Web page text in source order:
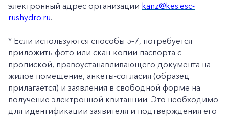
электронный адрес организации kanz@kes.esc-
rushydro.ru.
* Если используются способы 5–7, потребуется
приложить фото или скан-копии паспорта с
пропиской, правоустанавливающего документа на
жилое помещение, анкеты-согласия (образец
прилагается) и заявления в свободной форме на
получение электронной квитанции. Это необходимо
для идентификации заявителя и подтверждения его